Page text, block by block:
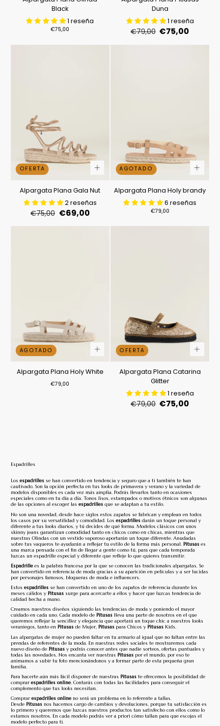
Black
1 reseña
Precio
€75,00
Duna
1 reseña
Precio
regular
€79,00 Precio
€75,00
OFERTA
Alpargata Plana Gala Nut
2 reseñas
Precio
regular
€75,00
Precio
venta
€69,00
AGOTADO
Alpargata Plana Holy brandy
6 reseñas
Precio
€79,00
AGOTADO
Alpargata Plana Holy White
Precio
€79,00
OFERTA
Alpargata Plana Catarina
Glitter
1 reseña
Precio
regular
€79,00 Precio
€75,00
Espadrilles
Los espadrillesse han convertido en tendencia y seguro que a ti también te han
cautivado. Son la opción perfecta en tus looks de primavera y verano y la variedad de
modelos disponibles es cada vez más amplia. Podrás llevarlos tanto en ocasiones
especiales como en tu día a día. Tonos lisos, estampados o motivos étnicos son algunas
de las opciones al escoger las espadrillesque se adaptan a tu estilo.
No son una novedad, desde hace siglos estos zapatos se fabrican y emplean en todos
los casos por su versatilidad y comodidad. Los espadrillesdarán un toque personal y
diferente a tus looks diarios, y tú decides de qué forma. Modelos clásicos con unos
skinny jeans garantizan comodidad tanto en chicos como en chicas, mientras que
nuestras Olindas con un vestido vaporoso aportarán un toque diferente. Anudadas
sobre tus vaqueros te ayudarán a reflejar tu estilo de la forma más personal. Pitusases
una marca pensada con el fin de llegar a gente como tú, para que cada temporada
luzcas un espadrille especial y diferente que refleje lo que quieres transmitir.
Espadrillees la palabra francesa por la que se conocen las tradicionales alpargatas. Se
han convertido en referencia de moda gracias a su aparición en películas y a ser lucidas
por personajes famosos, blogueras de moda e influencers.
Estos espadrillesse han convertido en uno de los zapatos de referencia durante los
meses cálidos y Pitusassurge para acercarte a ellos y hacer que luzcas tendencia de
calidad hecha a mano.
Creamos nuestros diseños siguiendo las tendencias de moda y poniendo el mayor
cuidado en cada uno. Cada modelo de Pitusaslleva una parte de nosotros en el que
queremos reflejar la sencillez y elegancia que aportará un toque chic a nuestros looks
veraniegos, tanto en Pitusasde Mujer, Pitusaspara Chicos y PitusasKids.
Las alpargatas de mujer no pueden faltar en tu armario al igual que no faltan entre las
prendas de referentes de la moda. En nuestras redes sociales te mostraremos cada
nuevo diseño de Pitusasy podrás conocer antes que nadie sorteos, ofertas puntuales y
todas las novedades. Nos encanta ver nuestras Pitusaspor el mundo, por eso te
animamos a subir tu foto mencionándonos y a formar parte de esta pequeña gran
familia.
Para hacerte aún más fácil disponer de nuestras Pitusaste ofrecemos la posibilidad de
comprarespadrilles online. Contarás con todas las facilidades para conseguir el
complemento que tus looks necesitan.
Comprarespadrilles onlineno será un problema en lo referente a tallas.
Desde Pitusasnos hacemos cargo de cambios y devoluciones, porque tu satisfacción es
lo primero y queremos que luzcas nuestros productos tan satisfecho con ellos como lo
estamos nosotros. En cada modelo podrás ver a priori cómo tallan para que escojas el
modelo perfecto para ti.